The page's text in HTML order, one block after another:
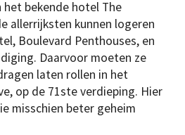
bekende hotel The
allerrijksten kunnen logeren
Boulevard Penthouses, en
Daarvoor moeten ze
laten rollen in het
op de 71ste verdieping. Hier
misschien beter geheim